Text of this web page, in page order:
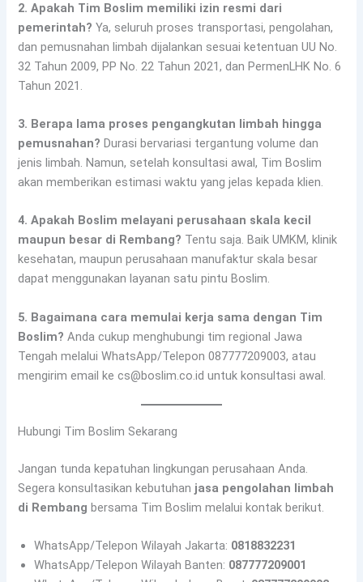
2. Apakah Tim Boslim memiliki izin resmi dari
pemerintah? Ya, seluruh proses transportasi, pengolahan,
dan pemusnahan limbah dijalankan sesuai ketentuan UU No.
32 Tahun 2009, PP No. 22 Tahun 2021, dan PermenLHK No. 6
Tahun 2021.
3. Berapa lama proses pengangkutan limbah hingga
pemusnahan? Durasi bervariasi tergantung volume dan
jenis limbah. Namun, setelah konsultasi awal, Tim Boslim
akan memberikan estimasi waktu yang jelas kepada klien.
4. Apakah Boslim melayani perusahaan skala kecil
maupun besar di Rembang? Tentu saja. Baik UMKM, klinik
kesehatan, maupun perusahaan manufaktur skala besar
dapat menggunakan layanan satu pintu Boslim.
5. Bagaimana cara memulai kerja sama dengan Tim
Boslim? Anda cukup menghubungi tim regional Jawa
Tengah melalui WhatsApp/Telepon 087777209003, atau
mengirim email ke cs@boslim.co.id untuk konsultasi awal.
Hubungi Tim Boslim Sekarang
Jangan tunda kepatuhan lingkungan perusahaan Anda.
Segera konsultasikan kebutuhan jasa pengolahan limbah
di Rembang bersama Tim Boslim melalui kontak berikut.
WhatsApp/Telepon Wilayah Jakarta: 0818832231
WhatsApp/Telepon Wilayah Banten: 087777209001